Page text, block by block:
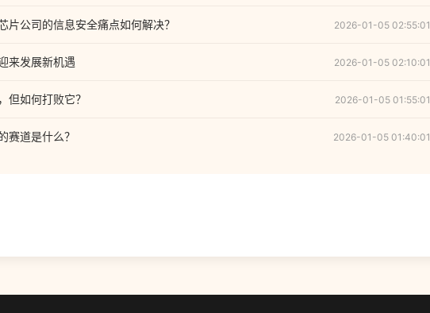
片公司的信息安全痛点如何解决？ 2026-01-05 02:55:01
来发展新机遇 2026-01-05 02:10:01
但如何打败它？ 2026-01-05 01:55:01
赛道是什么？ 2026-01-05 01:40:01